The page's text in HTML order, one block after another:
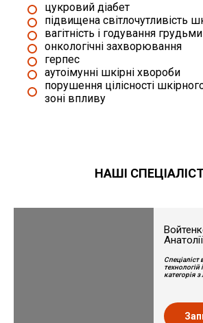
цукровий діабет
підвищена світлочутливість
вагітність і годування грудьми
онкологічні захворювання
герпес
аутоімунні шкірні хвороби
порушення цілісності
зоні впливу
НАШІ
Спеціаліст
технологій
категорія